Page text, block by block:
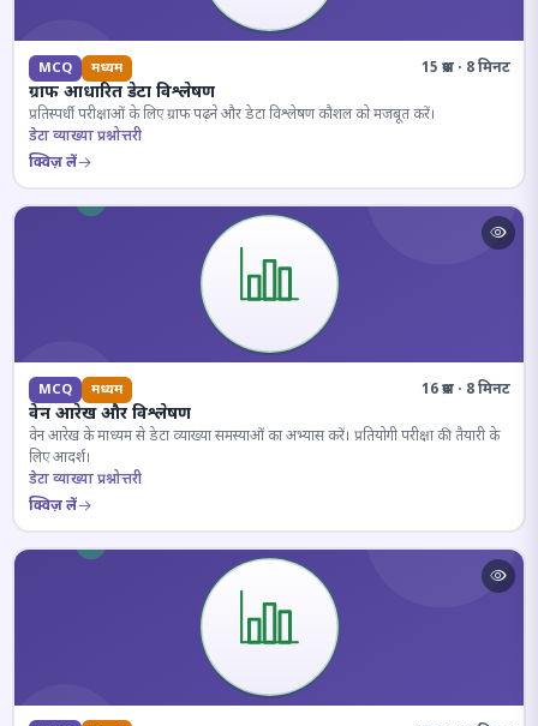
MCQ मध्यम 15 प्रश्न · 8 मिनट
ग्राफ आधारित डेटा विश्लेषण
प्रतिस्पर्धी परीक्षाओं के लिए ग्राफ पढ़ने और डेटा विश्लेषण कौशल को मजबूत करें।
डेटा व्याख्या प्रश्नोत्तरी
क्विज़ लें
MCQ मध्यम 16 प्रश्न · 8 मिनट
वेन आरेख और विश्लेषण
वेन आरेख के माध्यम से डेटा व्याख्या समस्याओं का अभ्यास करें। प्रतियोगी परीक्षा की तैयारी के
लिए आदर्श।
डेटा व्याख्या प्रश्नोत्तरी
क्विज़ लें